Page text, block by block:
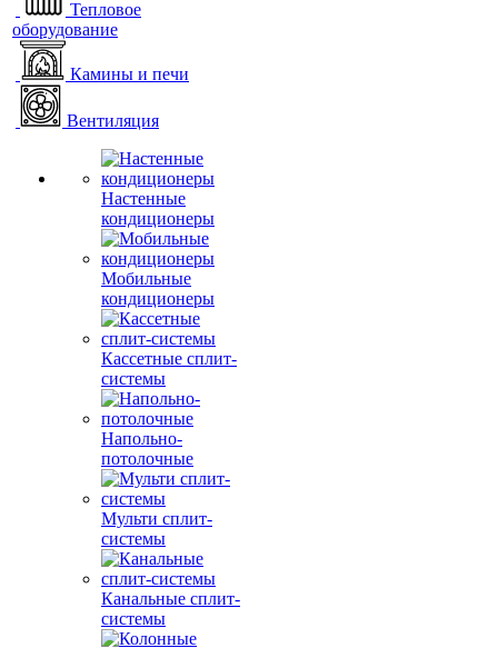
Тепловое
оборудование
Камины и печи
Вентиляция
Настенные
кондиционеры
Мобильные
кондиционеры
Кассетные сплит-
системы
Напольно-
потолочные
Мульти сплит-
системы
Канальные сплит-
системы